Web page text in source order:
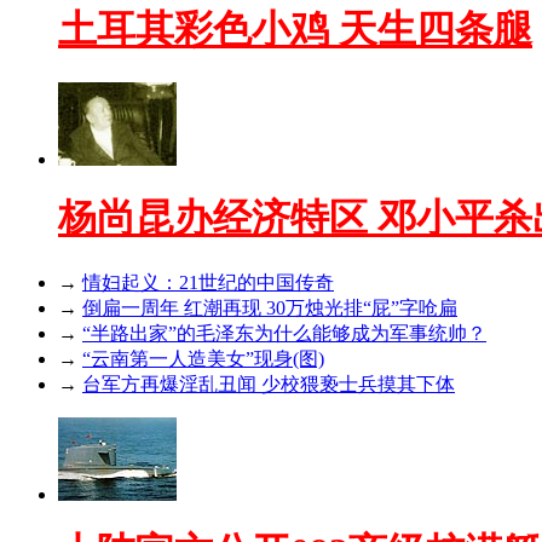
土耳其彩色小鸡 天生四条腿
杨尚昆办经济特区 邓小平
→情妇起义：21世纪的中国传奇
→ 倒扁一周年 红潮再现 30万烛光排“屁”字呛扁
→ “半路出家”的毛泽东为什么能够成为军事统帅？
→ “云南第一人造美女”现身(图)
→ 台军方再爆淫乱丑闻 少校猥亵士兵摸其下体